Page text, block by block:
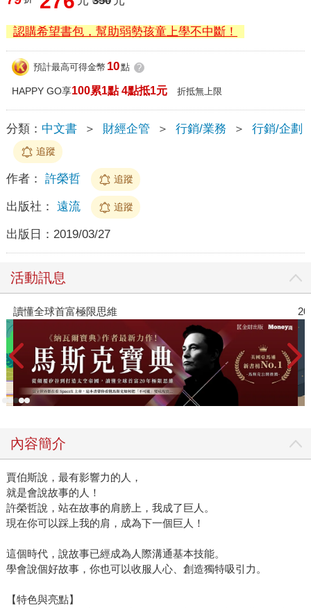
認購希望書包，幫助弱勢孩童上學不中斷！
預計最高可得金幣 10點 ?
HAPPY GO享100累1點 4點抵1元 折抵無上限
分類： 中文書 ＞ 財經企管 ＞ 行銷/業務 ＞ 行銷/企劃
追蹤
作者： 許榮哲 追蹤
出版社： 遠流 追蹤
出版日： 2019/03/27
活動訊息
讀懂全球首富極限思維
內容簡介
賈伯斯說，最有影響力的人，
就是會說故事的人！
許榮哲說，站在故事的肩膀上，我成了巨人。
現在你可以踩上我的肩，成為下一個巨人！
這個時代，說故事已經成為人際溝通基本技能。
學會說個好故事，你也可以收服人心、創造獨特吸引力。
【特色與亮點】